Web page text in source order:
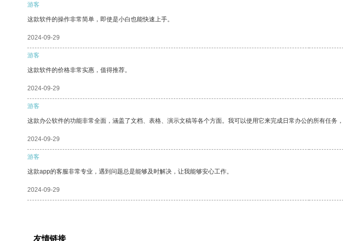
游客
这款软件的操作非常简单，即使是小白也能快速上手。
2024-09-29
游客
这款软件的价格非常实惠，值得推荐。
2024-09-29
游客
这款办公软件的功能非常全面，涵盖了文档、表格、演示文稿等各个方面。我可以使用它来完成日常办公的所有任务，
2024-09-29
游客
这款app的客服非常专业，遇到问题总是能够及时解决，让我能够安心工作。
2024-09-29
友情链接